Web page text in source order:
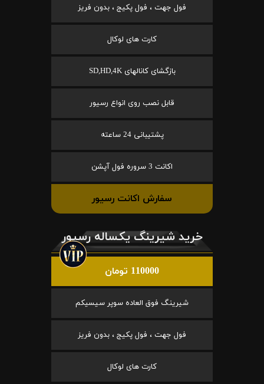
فول جهت ، فول پکیج ، بدون فریز
کارت های لوکال
بازگشای کانالهای SD,HD,4K
قابل نصب روی انواع رسیور
پشتیبانی 24 ساعته
اکانت 3 سروره فول آپشن
سفارش اکانت رسیور
خرید شیرینگ یکساله رسیور
110000 تومان
شیرینگ فوق العاده سوپر سیسیکم
فول جهت ، فول پکیج ، بدون فریز
کارت های لوکال